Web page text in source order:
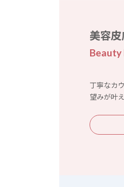
美容
丁寧なカ
望みが叶